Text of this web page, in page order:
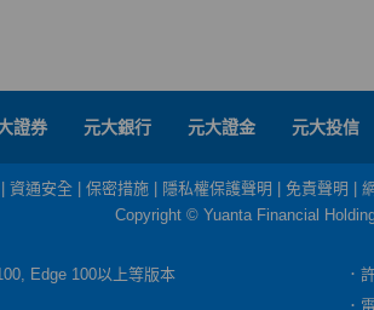
證券 元大銀行 元大證金 元大投信
資通安全 保密措施 隱私權保護聲明 免責聲明
Copyright © Yuanta Financial
Edge 100以上等版本
．
．